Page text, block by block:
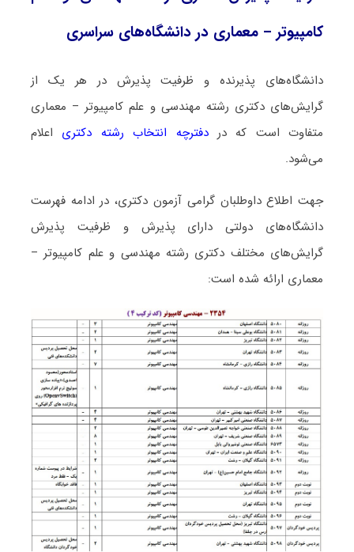
کامپیوتر – معماری در دانشگاه‌های سراسری
دانشگاه‌های پذیرنده و ظرفیت پذیرش در هر یک از
گرایش‌های دکتری رشته مهندسی و علم کامپیوتر – معماری
متفاوت است که دردفترچه انتخاب رشته دکتری اعلام
می‌شود.
جهت اطلاع داوطلبان گرامی آزمون دکتری، در ادامه فهرست
دانشگاه‌های دولتی دارای پذیرش و ظرفیت پذیرش
گرایش‌های مختلف دکتری رشته مهندسی و علم کامپیوتر –
معماری ارائه شده است: